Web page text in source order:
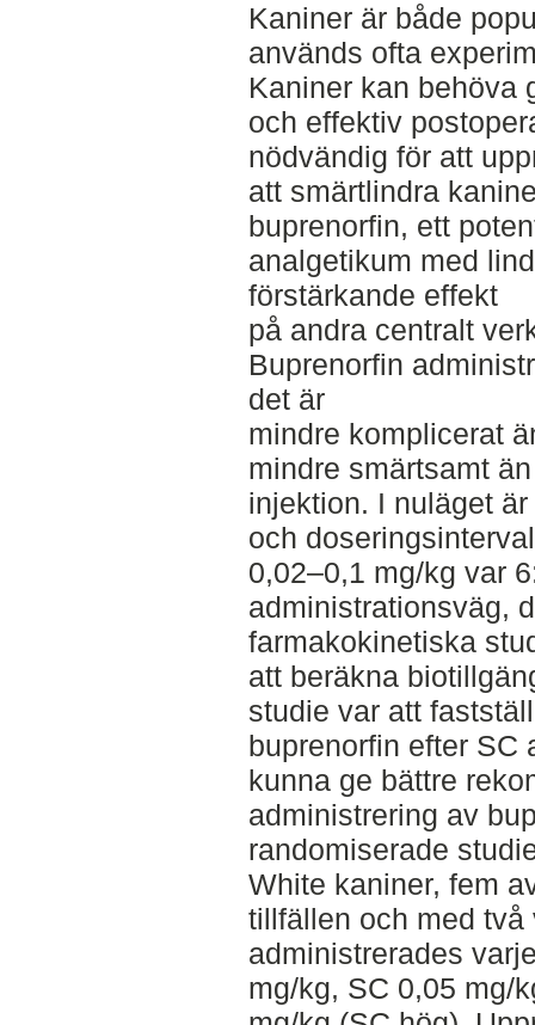
Kaniner är både
används ofta
Kaniner kan behöva
och effektiv
nödvändig för att
att smärtlindra
buprenorfin, ett
analgetikum med
förstärkande effekt
på andra centralt
Buprenorfin
det är
mindre komplicerat
mindre smärtsamt
injektion. I nuläget
och
0,02–0,1 mg/kg var
administrationsväg,
farmakokinetiska
att beräkna
studie var att
buprenorfin efter SC
kunna ge bättre
administrering av
randomiserade
White kaniner, fem
tillfällen och med
administrerades
mg/kg, SC 0,05 mg/